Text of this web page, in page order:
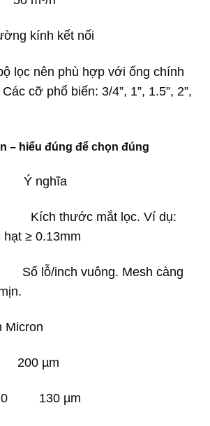
kính kết nối
lọc nên phù hợp với ống chính
cỡ phổ biến: 3/4”, 1”, 1.5”, 2”,
– hiểu đúng để chọn đúng
nghĩa
thước mắt lọc. Ví dụ:
≥ 0.13mm
vuông. Mesh càng
Micron
µm
µm